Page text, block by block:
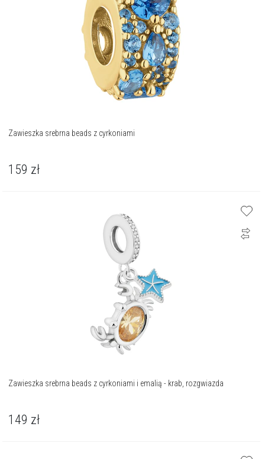
Zawieszka srebrna beads z cyrkoniami
159 zł
Zawieszka srebrna beads z cyrkoniami i emalią - krab, rozgwiazda
149 zł